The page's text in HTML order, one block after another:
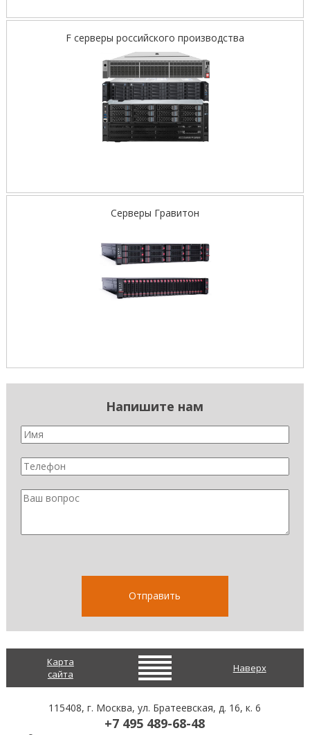
F серверы российского производства
Серверы Гравитон
Напишите нам
Карта
сайта
Наверх
115408, г. Москва,ул. Братеевская, д. 16, к. 6
+7 495 489-68-48